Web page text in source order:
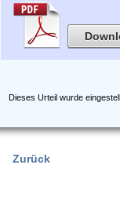
Dieses Urteil wurde
Zurück